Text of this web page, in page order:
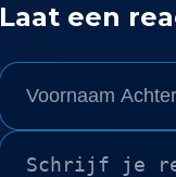
Laat een